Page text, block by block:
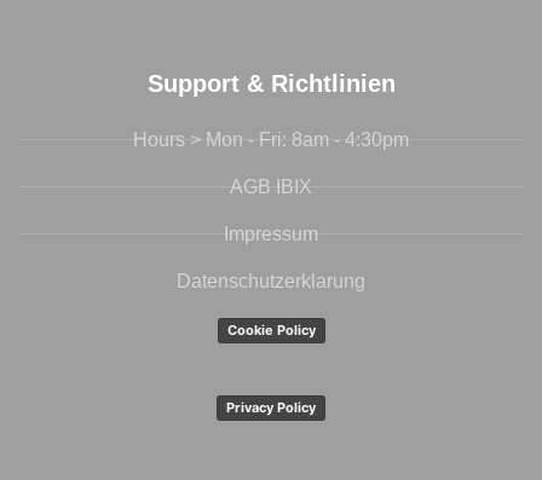
Support & Richtlinien
Hours > Mon - Fri: 8am - 4:30pm
AGB IBIX
Impressum
Datenschutzerklarung
Cookie Policy
Privacy Policy